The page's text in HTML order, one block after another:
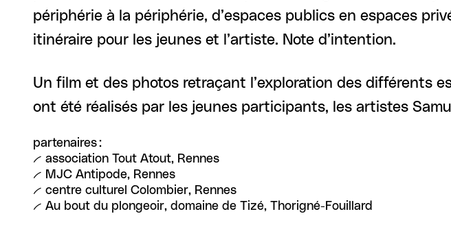
périphérie à la périphérie, d’espaces publics en espaces
itinéraire pour les jeunes et l’artiste. Note d’intention.
Un film et des photos retraçant l’exploration des différents
ont été réalisés par les jeunes participants, les artistes
partenaires :
-- association Tout Atout, Rennes
-- MJC Antipode, Rennes
-- centre culturel Colombier, Rennes
-- Au bout du plongeoir, domaine de Tizé, Thorigné-Fouillard